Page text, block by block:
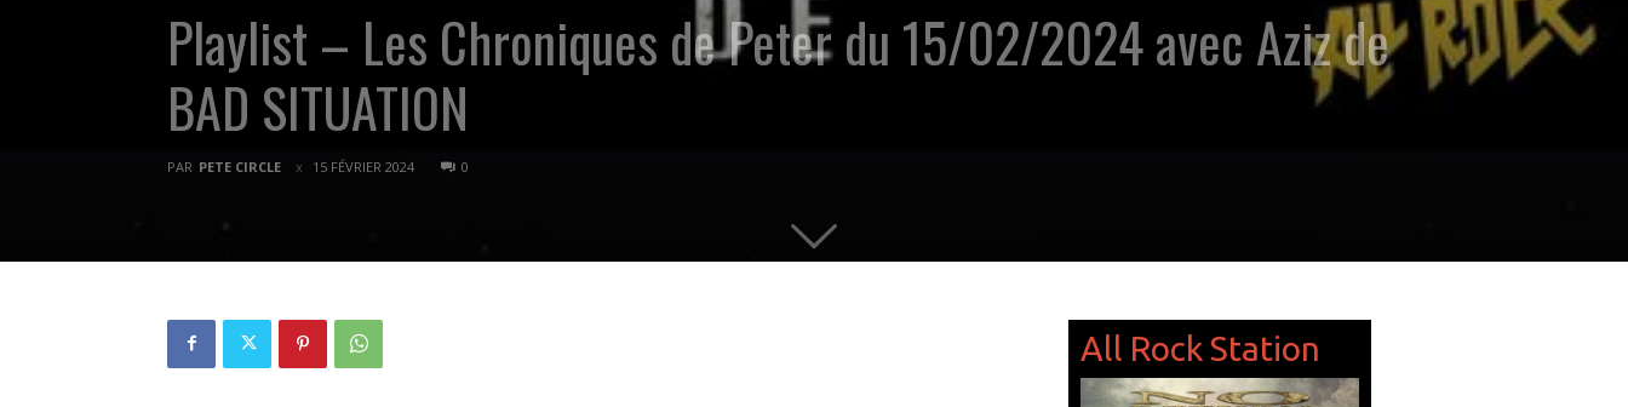
Playlist – Les Chroniques de Peter du 15/02/2024 avec Aziz de
BAD SITUATION
PAR PETE CIRCLE 15 FÉVRIER 2024 0